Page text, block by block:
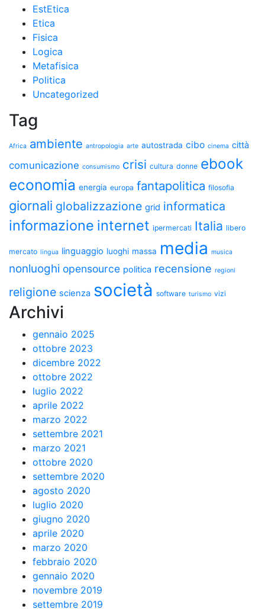
EstEtica
Etica
Fisica
Logica
Metafisica
Politica
Uncategorized
Tag
Africa ambiente antropologia arte autostrada cibo cinema città
comunicazione consumismo crisi cultura donne ebook
economia energia europa fantapolitica filosofia
giornali globalizzazione grid informatica
informazione internet ipermercati Italia libero
mercato lingua linguaggio luoghi massa media musica
nonluoghi opensource politica recensione regioni
religione scienza società software turismo vizi
Archivi
gennaio 2025
ottobre 2023
dicembre 2022
ottobre 2022
luglio 2022
aprile 2022
marzo 2022
settembre 2021
marzo 2021
ottobre 2020
settembre 2020
agosto 2020
luglio 2020
giugno 2020
aprile 2020
marzo 2020
febbraio 2020
gennaio 2020
novembre 2019
settembre 2019